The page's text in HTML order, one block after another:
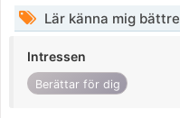
Lär känna mig bättre
Intressen
Berättar för dig